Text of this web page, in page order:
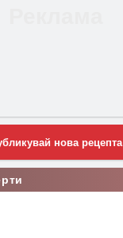
нова рецепта